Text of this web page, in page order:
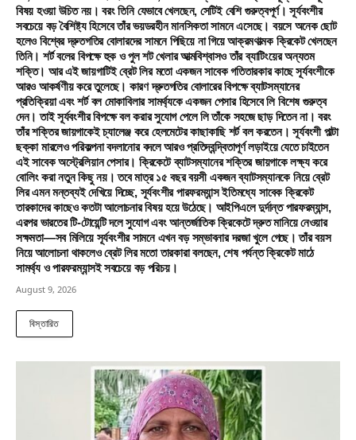
বিষয় হওয়া উচিত নয়। বরং তিনি যেভাবে খেলছেন, সেটিই বেশি গুরুত্বপূর্ণ। সূর্যবংশীর
সবচেয়ে বড় বৈশিষ্ট্য হিসেবে তাঁর ভয়ডরহীন মানসিকতা সামনে এসেছে। বয়সে অনেক ছোট
হলেও বিশ্বের দ্রুতগতির বোলারদের সামনে পিছিয়ে না গিয়ে আক্রমণাত্মক ক্রিকেট খেলছেন
তিনি। শর্ট বলের বিপক্ষে হুক ও পুল শট খেলার আত্মবিশ্বাসও তাঁর ব্যাটিংয়ের অন্যতম
শক্তি। আর এই জায়গাটিই ব্রেট লির মতো একজন সাবেক গতিতারকার কাছে সূর্যবংশীকে
আরও আকর্ষণীয় করে তুলেছে। কারণ দ্রুতগতির বোলারের বিপক্ষে ব্যাটসম্যানের
প্রতিক্রিয়া এবং শর্ট বল মোকাবিলার সামর্থ্যকে একজন পেসার হিসেবে লি বিশেষ গুরুত্ব
দেন। তাই সূর্যবংশীর বিপক্ষে বল করার সুযোগ পেলে লি তাঁকে সহজে ছাড় দিতেন না। বরং
তাঁর শক্তির জায়গাকেই চ্যালেঞ্জ করে হেলমেটের কাছাকাছি শর্ট বল করতেন। সূর্যবংশী পাল্টা
ছক্কা মারলেও পরিকল্পনা বদলানোর বদলে আরও প্রতিদ্বন্দ্বিতাপূর্ণ লড়াইয়ে যেতে চাইতেন
এই সাবেক অস্ট্রেলিয়ান পেসার। ক্রিকেটে ব্যাটসম্যানের শক্তির জায়গাকে লক্ষ্য করে
বোলিং করা নতুন কিছু নয়। তবে মাত্র ১৫ বছর বয়সী একজন ব্যাটসম্যানকে নিয়ে ব্রেট
লির এমন মন্তব্যই দেখিয়ে দিচ্ছে, সূর্যবংশীর পারফরম্যান্স ইতিমধ্যে সাবেক ক্রিকেট
তারকাদের কাছেও কতটা আলোচনার বিষয় হয়ে উঠেছে। আইপিএলে দুর্দান্ত পারফরম্যান্স,
এরপর ভারতের টি-টোয়েন্টি দলে সুযোগ এবং আন্তর্জাতিক ক্রিকেটে দ্রুত মানিয়ে নেওয়ার
সক্ষমতা—সব মিলিয়ে সূর্যবংশীর সামনে এখন বড় সম্ভাবনার দরজা খুলে গেছে। তাঁর বয়স
নিয়ে আলোচনা থাকলেও ব্রেট লির মতো তারকারা বলছেন, শেষ পর্যন্ত ক্রিকেট মাঠে
সামর্থ্য ও পারফরম্যান্সই সবচেয়ে বড় পরিচয়।
August 9, 2026
বিস্তারিত